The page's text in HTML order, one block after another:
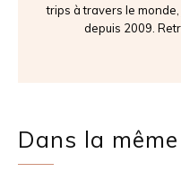
trips à travers le
depuis 2009.
Dans la